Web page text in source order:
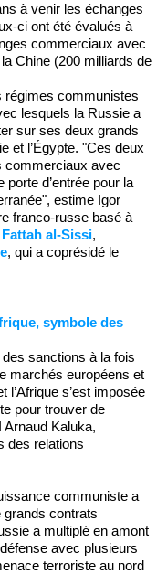
à venir les échanges
ci ont été évalués à
commerciaux avec
Chine (200 milliards de
régimes communistes
lesquels la Russie a
sur ses deux grands
et l’Égypte. "Ces deux
commerciaux avec
porte d’entrée pour la
estime Igor
franco-russe basé à
al-Sissi,
, qui a coprésidé le
symbole des
sanctions à la fois
marchés européens et
s’est imposée
pour trouver de
Kaluka,
des relations
communiste a
grands contrats
a multiplé en amont
avec plusieurs
terroriste au nord